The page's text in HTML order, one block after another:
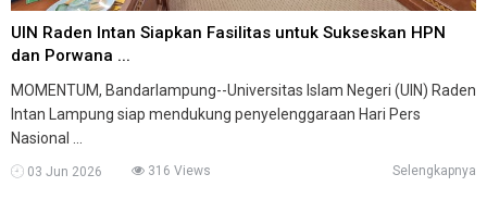
UIN Raden Intan Siapkan Fasilitas untuk Sukseskan HPN
dan Porwana ...
MOMENTUM, Bandarlampung--Universitas Islam Negeri (UIN) Raden
Intan Lampung siap mendukung penyelenggaraan Hari Pers
Nasional ...
03 Jun 2026 316 Views Selengkapnya